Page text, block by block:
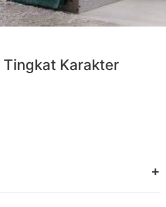
Karakter